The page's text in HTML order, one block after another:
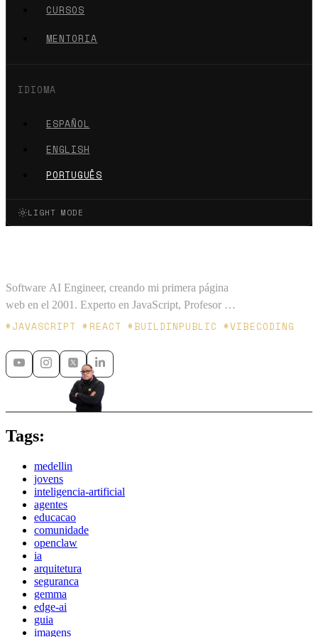
CURSOS
MENTORIA
IDIOMA
ESPAÑOL
ENGLISH
PORTUGUÊS
LIGHT MODE
Software AI Engineer, creando mi primera página
web en el 2001. Experto en JavaScript, Profesor en
Platzi y Microsoft MVP - 🇲🇽 🇨🇴
#JAVASCRIPT #REACT #BUILDINPUBLIC #VIBECODING
Tags:
medellin
jovens
inteligencia-artificial
agentes
educacao
comunidade
openclaw
ia
arquitetura
seguranca
gemma
edge-ai
guia
imagens